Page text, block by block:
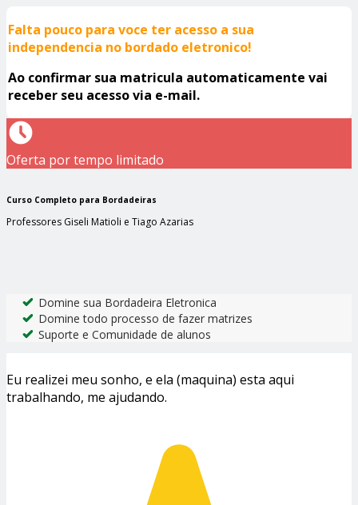
Falta pouco para voce ter acesso a sua
independencia no bordado eletronico!
Ao confirmar sua matricula automaticamente vai
receber seu acesso via e-mail.
Oferta por tempo limitado
Curso Completo para Bordadeiras
Professores Giseli Matioli e Tiago Azarias
Domine sua Bordadeira Eletronica
Domine todo processo de fazer matrizes
Suporte e Comunidade de alunos
Eu realizei meu sonho, e ela (maquina) esta aqui
trabalhando, me ajudando.